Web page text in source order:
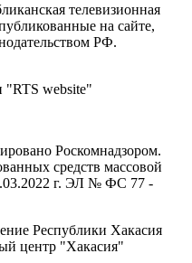
телевизионная
на сайте,
РФ.
website"
Роскомнадзором.
средств массовой
г. ЭЛ № ФС 77 -
Республики Хакасия
центр "Хакасия"